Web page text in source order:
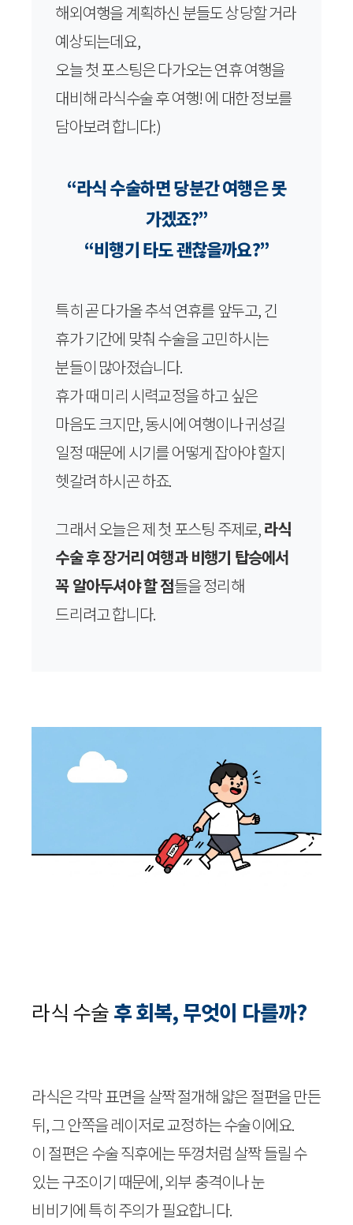
해외여행을 계획하신 분들도 상당할 거라
예상되는데요,
오늘 첫 포스팅은 다가오는 연휴 여행을
대비해 라식수술 후 여행! 에 대한 정보를
담아보려 합니다:)
“라식 수술하면 당분간 여행은 못
가겠죠?”
“비행기 타도 괜찮을까요?”
특히 곧 다가올 추석 연휴를 앞두고, 긴
휴가 기간에 맞춰 수술을 고민하시는
분들이 많아졌습니다.
휴가 때 미리 시력교정을 하고 싶은
마음도 크지만, 동시에 여행이나 귀성길
일정 때문에 시기를 어떻게 잡아야 할지
헷갈려 하시곤 하죠.
그래서 오늘은 제 첫 포스팅 주제로,라식
수술 후 장거리 여행과 비행기 탑승에서
꼭 알아두셔야 할 점들을 정리해
드리려고 합니다.
라식 수술후 회복, 무엇이 다를까?
라식은 각막 표면을 살짝 절개해 얇은 절편을 만든
뒤, 그 안쪽을 레이저로 교정하는 수술이에요.
이 절편은 수술 직후에는 뚜껑처럼 살짝 들릴 수
있는 구조이기 때문에, 외부 충격이나 눈
비비기에 특히 주의가 필요합니다.